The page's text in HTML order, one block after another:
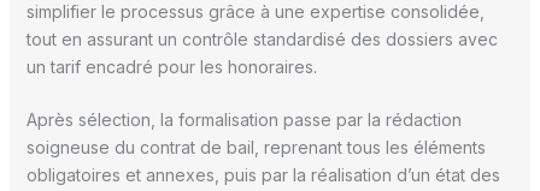
simplifier le processus grâce à une expertise consolidée,
tout en assurant un contrôle standardisé des dossiers avec
un tarif encadré pour les honoraires.
Après sélection, la formalisation passe par la rédaction
soigneuse du contrat de bail, reprenant tous les éléments
obligatoires et annexes, puis par la réalisation d’un état des